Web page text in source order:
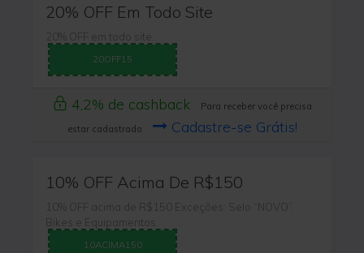
20% OFF Em Todo Site
20% OFF em todo site.
20OFF15
4,2% de cashback
Para receber você precisa
estar cadastrado
Cadastre-se Grátis!
10% OFF Acima De R$150
10% OFF acima de R$150 Exceções: Selo “NOVO”,
Bikes e Equipamentos.
10ACIMA150